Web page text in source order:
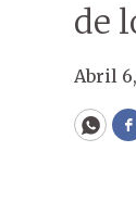
de
Abril